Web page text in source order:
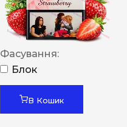
Фасування:
Блок
В Кошик